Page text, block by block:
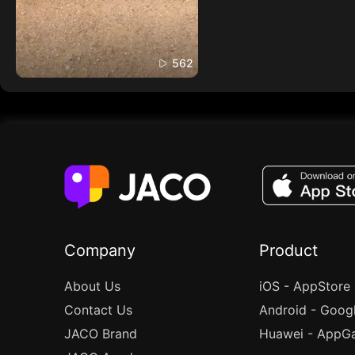
562
Company
About Us
Contact Us
JACO Brand
Product
iOS - AppStore
Android -
Huawei -